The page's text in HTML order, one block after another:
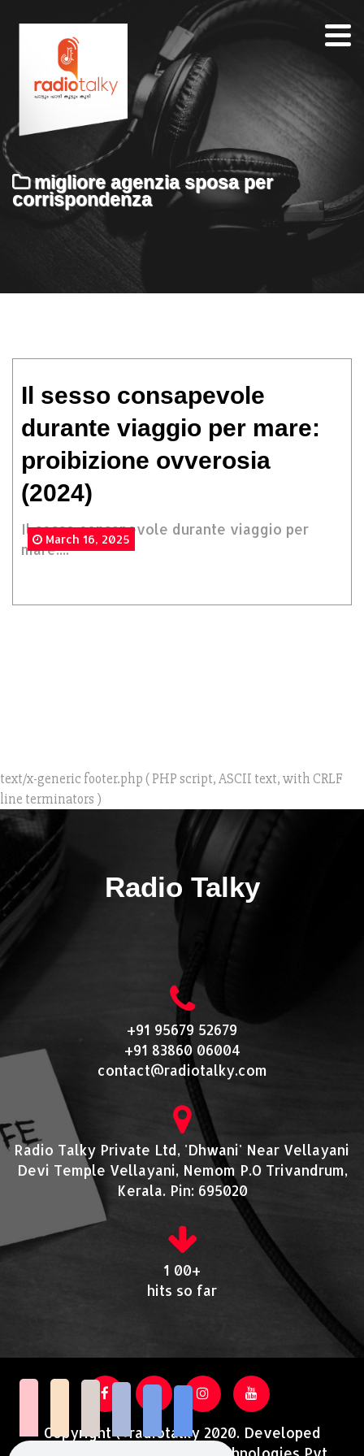
Home
Team
About
Contacts
migliore agenzia sposa per
corrispondenza
Il sesso consapevole
durante viaggio per mare:
proibizione ovverosia
(2024)
Il sesso consapevole durante viaggio per
mare:...
March 16, 2025
text/x-generic footer.php ( PHP script, ASCII text, with CRLF
line terminators )
Radio Talky
+91 95679 52679
+91 83860 06004
contact@radiotalky.com
Radio Talky Private Ltd, 'Dhwani' Near Vellayani
Devi Temple Vellayani, Nemom P.O Trivandrum,
Kerala. Pin: 695020
1 00+
hits so far
Copyright @radiotalky 2020. Developed